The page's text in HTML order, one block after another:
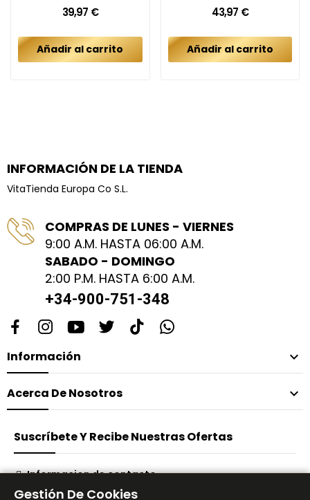
39,97 €
Añadir al carrito
43,97 €
Añadir al carrito
INFORMACIÓN DE LA TIENDA
VitaTienda Europa Co S.L.
COMPRAS DE LUNES - VIERNES
9:00 A.M. HASTA 06:00 A.M.
SABADO - DOMINGO
2:00 P.M. HASTA 6:00 A.M.
+34-900-751-348
Información 
Acerca De Nosotros 
Suscríbete Y Recibe Nuestras Ofertas
Informacion de contacto
Gestión De Cookies